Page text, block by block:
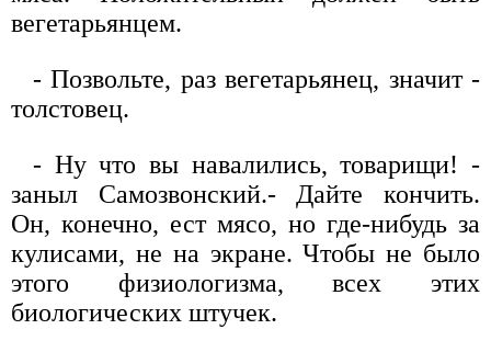
вегетарьянцем.
- Позвольте, раз вегетарьянец, значит -
толстовец.
- Ну что вы навалились, товарищи! -
заныл Самозвонский.- Дайте кончить.
Он, конечно, ест мясо, но где-нибудь за
кулисами, не на экране. Чтобы не было
этого физиологизма, всех этих
биологических штучек.